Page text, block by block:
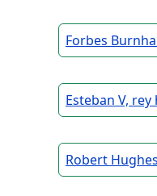
Forbes
Esteban V,
Robert